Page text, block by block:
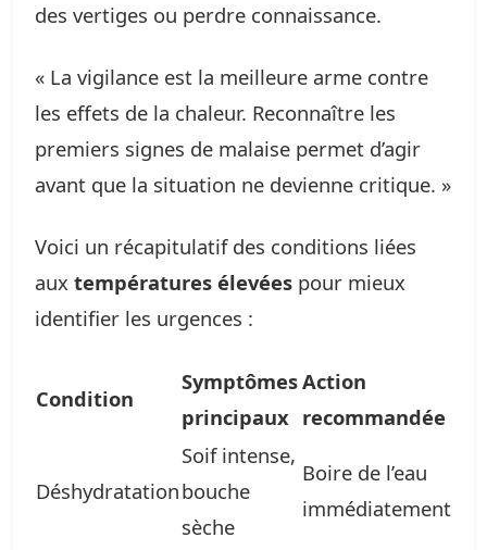
des vertiges ou perdre connaissance.
« La vigilance est la meilleure arme contre
les effets de la chaleur. Reconnaître les
premiers signes de malaise permet d’agir
avant que la situation ne devienne critique. »
Voici un récapitulatif des conditions liées
aux températures élevées pour mieux
identifier les urgences :
Condition
Symptômes
principaux
Action
recommandée
Déshydratation
Soif intense,
bouche
sèche
Boire de l’eau
immédiatement